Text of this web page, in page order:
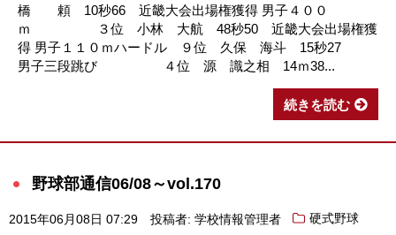
橋 頼 10秒66 近畿大会出場権獲得 男子４００
ｍ ３位 小林 大航 48秒50 近畿大会出場権獲
得 男子１１０ｍハードル ９位 久保 海斗 15秒27
男子三段跳び ４位 源 識之相 14ｍ38...
続きを読む
野球部通信06/08～vol.170
2015年06月08日 07:29 投稿者: 学校情報管理者 硬式野球